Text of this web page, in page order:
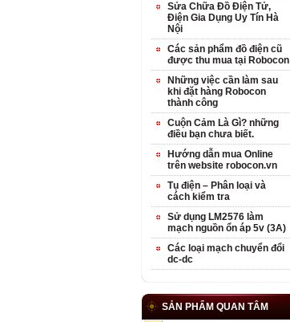
Sửa Chữa Đồ Điện Tử,
Điện Gia Dụng Uy Tín Hà
Nội
Các sản phẩm đồ điện cũ
được thu mua tại Robocon
Những việc cần làm sau
khi đặt hàng Robocon
thành công
Cuộn Cảm Là Gì? những
điều bạn chưa biết.
Hướng dẫn mua Online
trên website robocon.vn
Tụ điện – Phân loại và
cách kiểm tra
Sử dụng LM2576 làm
mạch nguồn ổn áp 5v (3A)
Các loại mạch chuyển đổi
dc-dc
SẢN PHẨM QUAN TÂM